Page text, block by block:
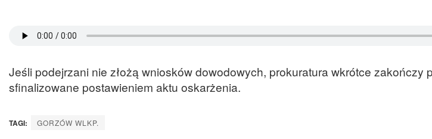
Jeśli podejrzani nie złożą wniosków dowodowych, prokuratura wkrótce zakończy
sfinalizowane postawieniem aktu oskarżenia.
TAGI: GORZÓW WLKP.